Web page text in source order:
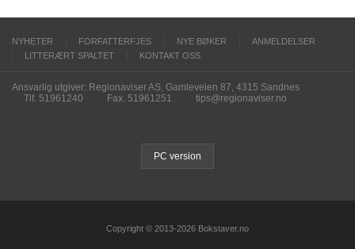
NYHETER FORFATTERFJES NYE BØKER
ANMELDELSER
LITTERÆRT SPALTET
KONTAKT OSS
Ansvarlig utgiver: Regionaviser AS, Gamleveien 87, 4315 Sandnes
Tlf. 51961240
Fax. 51961251 tips@regionaviser.no
PC version
Copyright © 2013-2026 Bokstaver.no